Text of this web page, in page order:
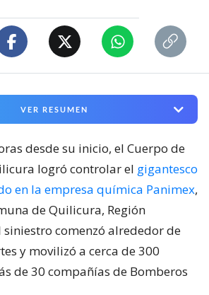
VER RESUMEN
desde su inicio, el Cuerpo de
logró controlar el gigantesco
en la empresa química Panimex,
de Quilicura, Región
comenzó alrededor de
y movilizó a cerca de 300
de 30 compañías de Bomberos